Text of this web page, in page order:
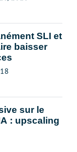
SLI et
baisser
sur le
: upscaling